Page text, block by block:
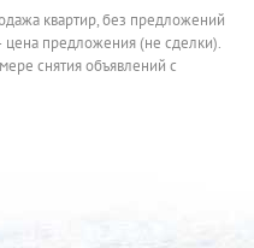
квартир, без предложений
предложения (не сделки).
снятия объявлений с